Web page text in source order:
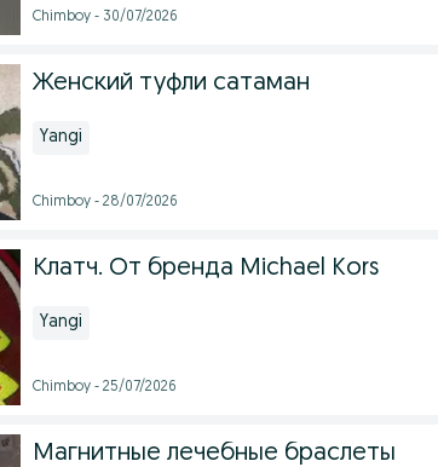
Chimboy - 30/07/2026
Женский туфли сатаман
Yangi
Chimboy - 28/07/2026
Клатч. От бренда Michael Kors
Yangi
Chimboy - 25/07/2026
Магнитные лечебные браслеты